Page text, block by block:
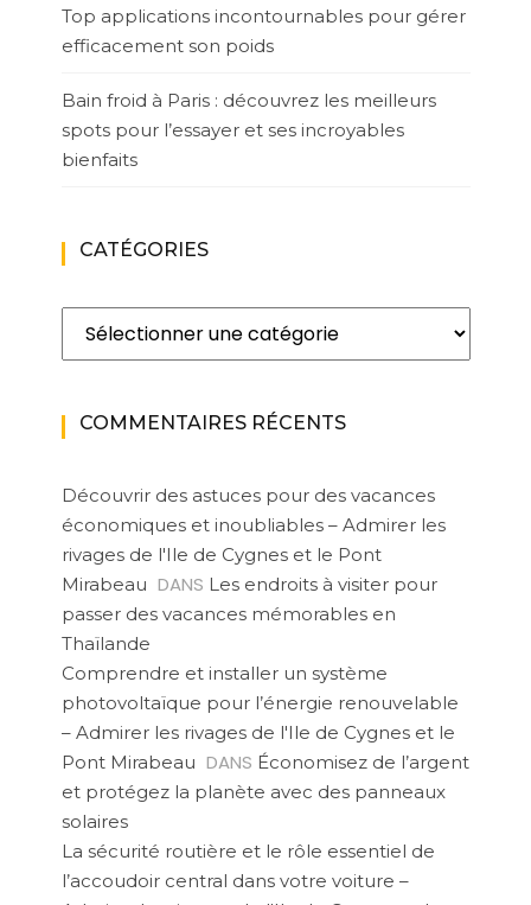
Top applications incontournables pour gérer
efficacement son poids
Bain froid à Paris : découvrez les meilleurs
spots pour l’essayer et ses incroyables
bienfaits
CATÉGORIES
Catégories
COMMENTAIRES RÉCENTS
Découvrir des astuces pour des vacances
économiques et inoubliables – Admirer les
rivages de l'Ile de Cygnes et le Pont
Mirabeau DANS Les endroits à visiter pour
passer des vacances mémorables en
Thaïlande
Comprendre et installer un système
photovoltaïque pour l’énergie renouvelable
– Admirer les rivages de l'Ile de Cygnes et le
Pont Mirabeau DANS Économisez de l’argent
et protégez la planète avec des panneaux
solaires
La sécurité routière et le rôle essentiel de
l’accoudoir central dans votre voiture –